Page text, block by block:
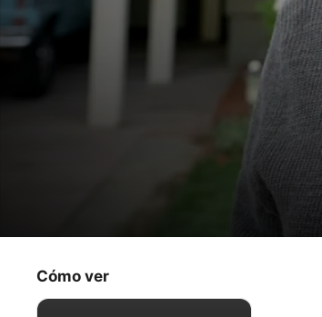
Quién sea primero
Comedia
Cómo ver